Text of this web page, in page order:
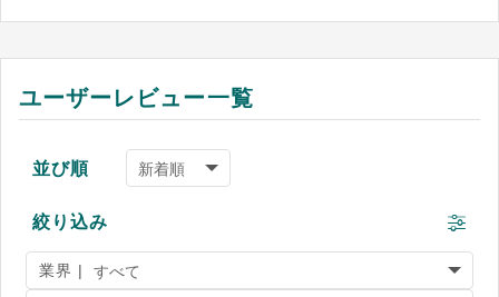
ユーザーレビュー一覧
並び順
絞り込み
業界 |